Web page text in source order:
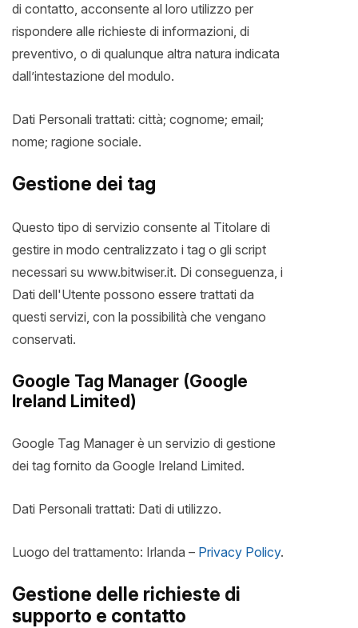
di contatto, acconsente al loro utilizzo per
rispondere alle richieste di informazioni, di
preventivo, o di qualunque altra natura indicata
dall’intestazione del modulo.
Dati Personali trattati: città; cognome; email;
nome; ragione sociale.
Gestione dei tag
Questo tipo di servizio consente al Titolare di
gestire in modo centralizzato i tag o gli script
necessari su www.bitwiser.it. Di conseguenza, i
Dati dell'Utente possono essere trattati da
questi servizi, con la possibilità che vengano
conservati.
Google Tag Manager (Google
Ireland Limited)
Google Tag Manager è un servizio di gestione
dei tag fornito da Google Ireland Limited.
Dati Personali trattati: Dati di utilizzo.
Luogo del trattamento: Irlanda – Privacy Policy.
Gestione delle richieste di
supporto e contatto